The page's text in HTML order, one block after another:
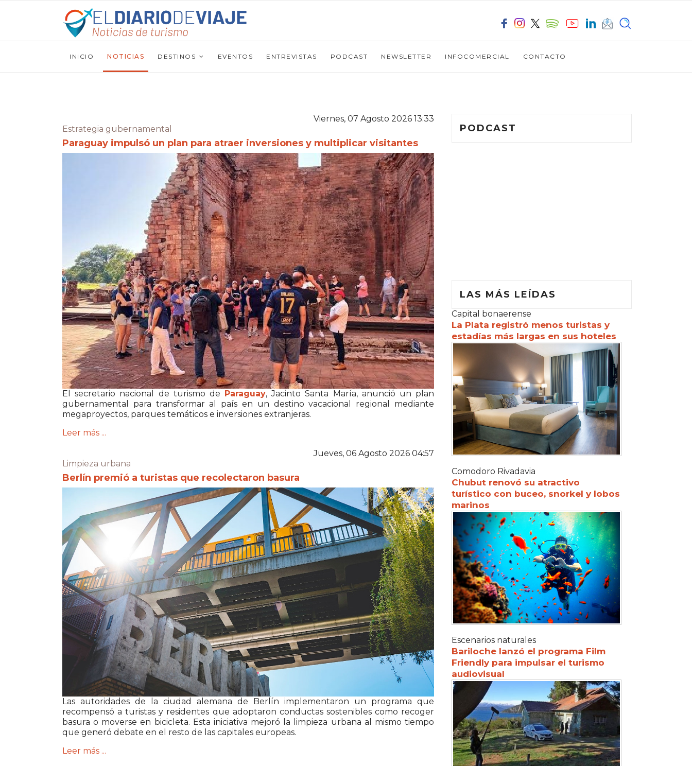
INICIO NOTICIAS DESTINOS EVENTOS ENTREVISTAS PODCAST NEWSLETTER INFOCOMERCIAL CONTACTO
Viernes, 07 Agosto 2026 13:33
Estrategia gubernamental
Paraguay impulsó un plan para atraer inversiones y multiplicar visitantes
El secretario nacional de turismo de Paraguay, Jacinto Santa María, anunció un plan
gubernamental para transformar al país en un destino vacacional regional mediante
megaproyectos, parques temáticos e inversiones extranjeras.
Leer más ...
Jueves, 06 Agosto 2026 04:57
Limpieza urbana
Berlín premió a turistas que recolectaron basura
Las autoridades de la ciudad alemana de Berlín implementaron un programa que
recompensó a turistas y residentes que adoptaron conductas sostenibles como recoger
basura o moverse en bicicleta. Esta iniciativa mejoró la limpieza urbana al mismo tiempo
que generó debate en el resto de las capitales europeas.
Leer más ...
PODCAST
LAS MÁS LEÍDAS
Capital bonaerense
La Plata registró menos turistas y
estadías más largas en sus hoteles
Comodoro Rivadavia
Chubut renovó su atractivo
turístico con buceo, snorkel y lobos
marinos
Escenarios naturales
Bariloche lanzó el programa Film
Friendly para impulsar el turismo
audiovisual